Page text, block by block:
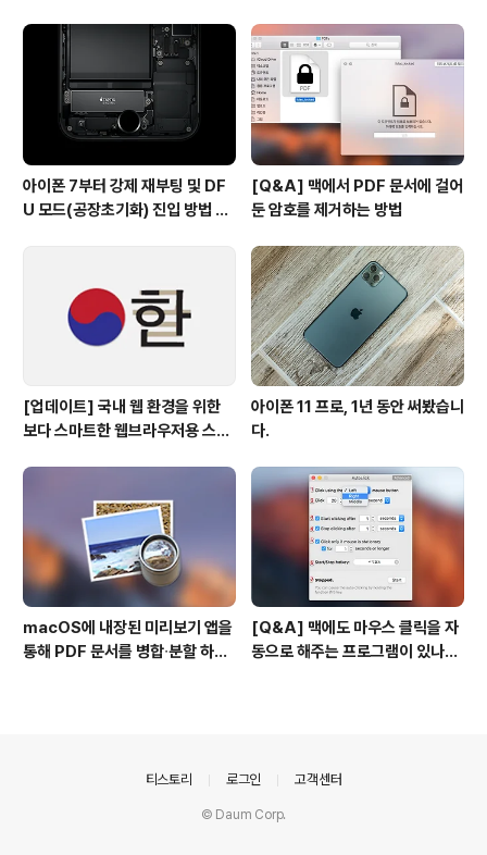
아이폰 7부터 강제 재부팅 및 DF
U 모드(공장초기화) 진입 방법 변
[Q&A] 맥에서 PDF 문서에 걸어
둔 암호를 제거하는 방법
[업데이트] 국내 웹 환경을 위한
보다 스마트한 웹브라우저용 스타
아이폰 11 프로, 1년 동안 써봤습니
다.
macOS에 내장된 미리보기 앱을
통해 PDF 문서를 병합∙분할 하는
[Q&A] 맥에도 마우스 클릭을 자
동으로 해주는 프로그램이 있나
티스토리 로그인 고객센터
© Daum Corp.